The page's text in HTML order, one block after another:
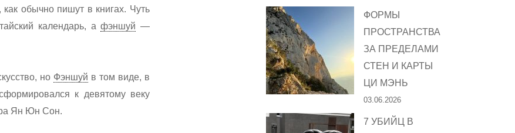
обычно пишут в книгах. Чуть
календарь, афэншуй —
но Фэншуй в том виде, в
к девятому веку
Ян Юн Сон.
ФОРМЫ
ПРОСТРАНСТВА
ЗА ПРЕДЕЛАМИ
СТЕН И КАРТЫ
ЦИ МЭНЬ
03.06.2026
7 УБИЙЦ В